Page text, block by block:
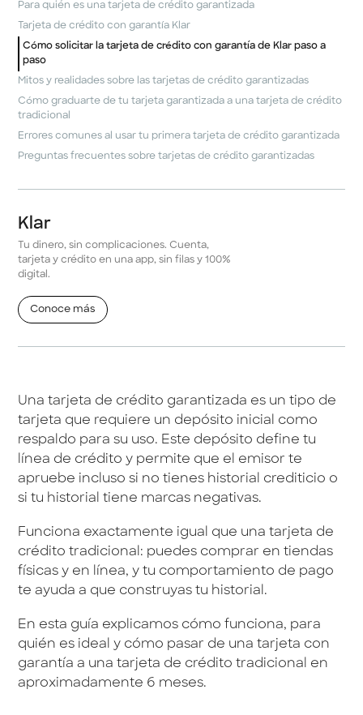
Para quién es una tarjeta de crédito garantizada
Tarjeta de crédito con garantía Klar
Cómo solicitar la tarjeta de crédito con garantía de Klar paso a
paso
Mitos y realidades sobre las tarjetas de crédito garantizadas
Cómo graduarte de tu tarjeta garantizada a una tarjeta de crédito
tradicional
Errores comunes al usar tu primera tarjeta de crédito garantizada
Preguntas frecuentes sobre tarjetas de crédito garantizadas
Klar
Tu dinero, sin complicaciones. Cuenta,
tarjeta y crédito en una app, sin filas y 100%
digital.
Conoce más
Una tarjeta de crédito garantizada es un tipo de
tarjeta que requiere un depósito inicial como
respaldo para su uso. Este depósito define tu
línea de crédito y permite que el emisor te
apruebe incluso si no tienes historial crediticio o
si tu historial tiene marcas negativas.
Funciona exactamente igual que una tarjeta de
crédito tradicional: puedes comprar en tiendas
físicas y en línea, y tu comportamiento de pago
te ayuda a que construyas tu historial.
En esta guía explicamos cómo funciona, para
quién es ideal y cómo pasar de una tarjeta con
garantía a una tarjeta de crédito tradicional en
aproximadamente 6 meses.